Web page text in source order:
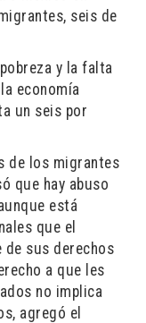
seis de
y la falta
economía
un seis por
de los migrantes
que hay abuso
está
que el
sus derechos
a que les
no implica
agregó el